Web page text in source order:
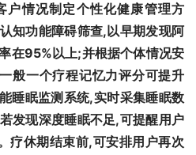
户情况制定个性化健康管理方
知功能障碍筛查,以早期发现阿
在95%以上;并根据个体情况安
般一个疗程记忆力评分可提升
睡眠监测系统,实时采集睡眠数
发现深度睡眠不足,可提醒用户
疗休期结束前,可安排用户再次